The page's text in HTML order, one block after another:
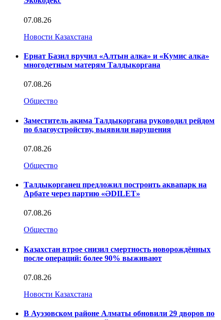
07.08.26
Новости Казахстана
Ернат Базил вручил «Алтын алка» и «Кумис алка»
многодетным матерям Талдыкоргана
07.08.26
Общество
Заместитель акима Талдыкоргана руководил рейдом
по благоустройству, выявили нарушения
07.08.26
Общество
Талдыкорганец предложил построить аквапарк на
Арбате через партию «ӘDILET»
07.08.26
Общество
Казахстан втрое снизил смертность новорождённых
после операций: более 90% выживают
07.08.26
Новости Казахстана
В Ауэзовском районе Алматы обновили 29 дворов по